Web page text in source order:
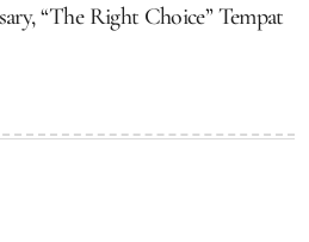
“The Right Choice” Tempat